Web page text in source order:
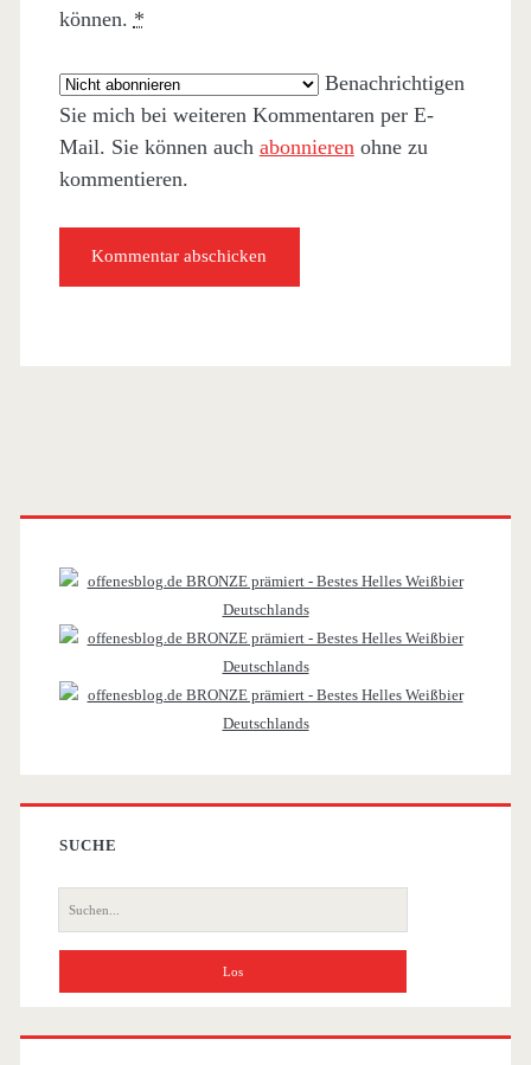
können. *
Benachrichtigen
Sie mich bei weiteren Kommentaren per E-
Mail. Sie können auch abonnieren ohne zu
kommentieren.
Primäre
Sidebar
SUCHE
Suche
nach: